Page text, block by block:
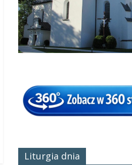
Liturgia dnia